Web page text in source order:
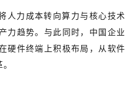
人力成本转向算力与核心技术
力趋势。与此同时，中国企业
硬件终端上积极布局，从软件